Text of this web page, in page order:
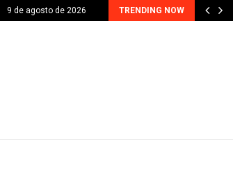
9 de agosto de 2026 TRENDING NOW
EN GESTIÓN DE…